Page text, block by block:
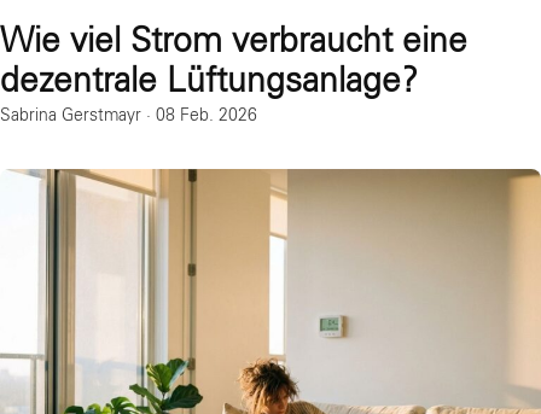
Wie viel Strom verbraucht eine
dezentrale Lüftungsanlage?
Sabrina Gerstmayr · 08 Feb. 2026